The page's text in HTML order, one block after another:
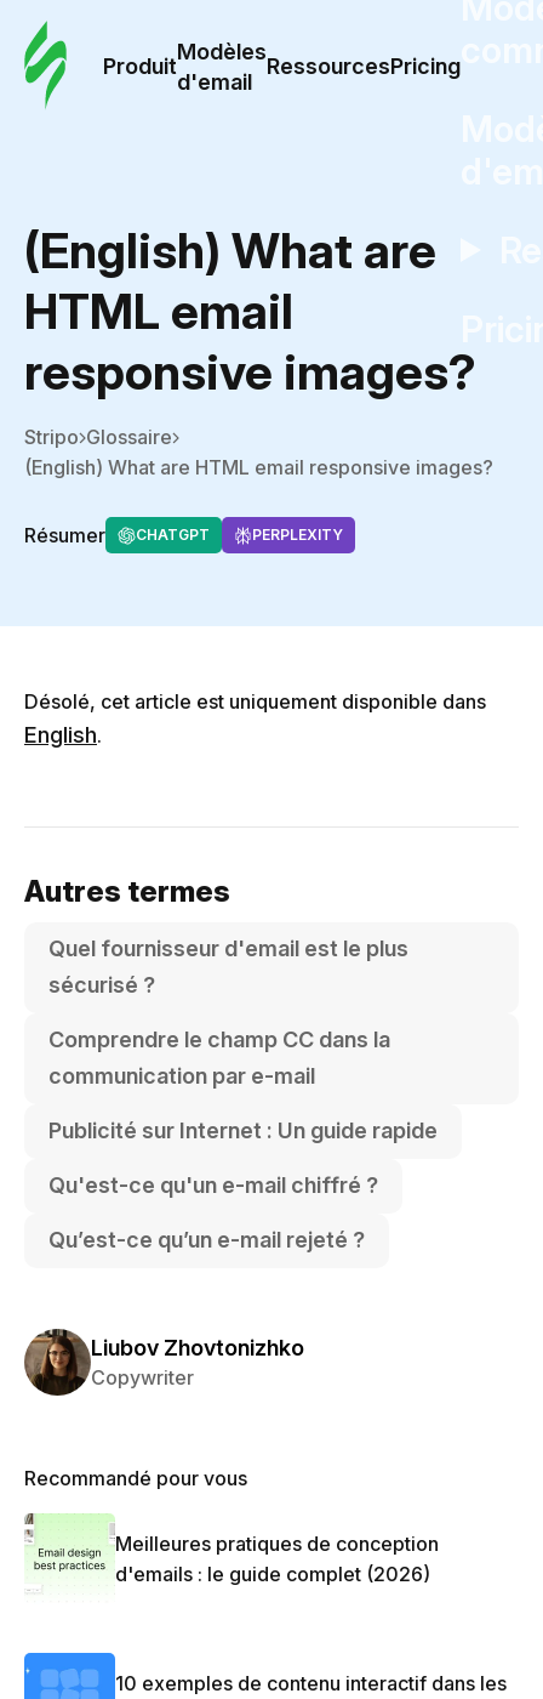
Produit
Modèles
d'email
RessourcesPricing
(English) What are
HTML email
responsive images?
Stripo Glossaire
(English) What are HTML email responsive images?
Résumer CHATGPT PERPLEXITY
Désolé, cet article est uniquement disponible dans
English.
Autres termes
Quel fournisseur d'email est le plus
sécurisé ?
Comprendre le champ CC dans la
communication par e-mail
Publicité sur Internet : Un guide rapide
Qu'est-ce qu'un e-mail chiffré ?
Qu’est-ce qu’un e-mail rejeté ?
Liubov Zhovtonizhko
Copywriter
Recommandé pour vous
Meilleures pratiques de conception
d'emails : le guide complet (2026)
10 exemples de contenu interactif dans les